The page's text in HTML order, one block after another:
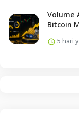
Volume
Bitcoin
5 hari